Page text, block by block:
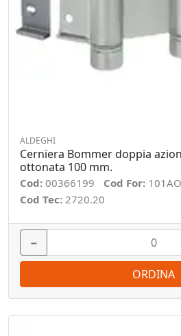
ALDEGHI
Cerniera Bommer doppia
ottonata 100 mm.
Cod: 00366199 Cod For:
Cod Tec: 2720.20
−
ORDINA